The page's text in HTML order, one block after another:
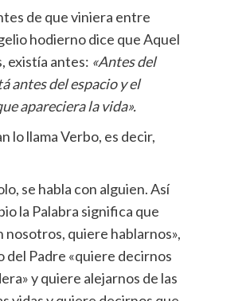
de que viniera entre
hodierno dice que Aquel
existía antes: «Antes del
antes del espacio y el
apareciera la vida».
lo llama Verbo, es decir,
se habla con alguien. Así
la Palabra significa que
quiere hablarnos»,
del Padre «quiere decirnos
y quiere alejarnos de las